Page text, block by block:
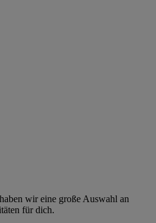
wir eine große Auswahl an
für dich.